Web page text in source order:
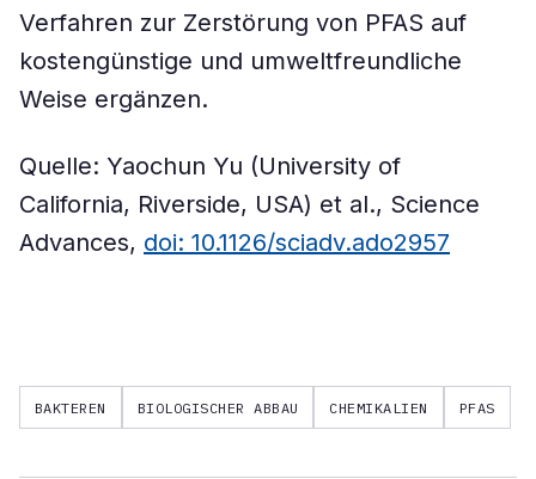
Verfahren zur Zerstörung von PFAS auf
kostengünstige und umweltfreundliche
Weise ergänzen.
Quelle: Yaochun Yu (University of
California, Riverside, USA) et al., Science
Advances, doi: 10.1126/sciadv.ado2957
BAKTEREN BIOLOGISCHER ABBAU CHEMIKALIEN PFAS